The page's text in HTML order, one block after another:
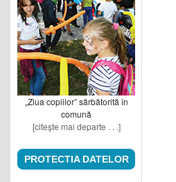
„Ziua copiilor” sărbătorită în
comună
[citeşte mai departe . . .]
PROTECTIA DATELOR